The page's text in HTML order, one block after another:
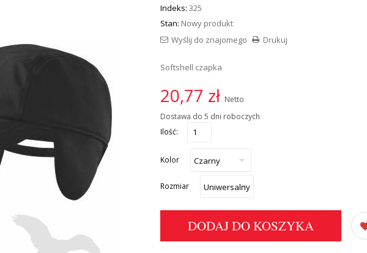
Indeks: 325
Stan: Nowy produkt
Drukuj
Wyślij do znajomego
Softshell czapka
20,77 zł Netto
Dostawa do 5 dni roboczych
Ilość:
Kolor
Rozmiar
DODAJ DO KOSZYKA